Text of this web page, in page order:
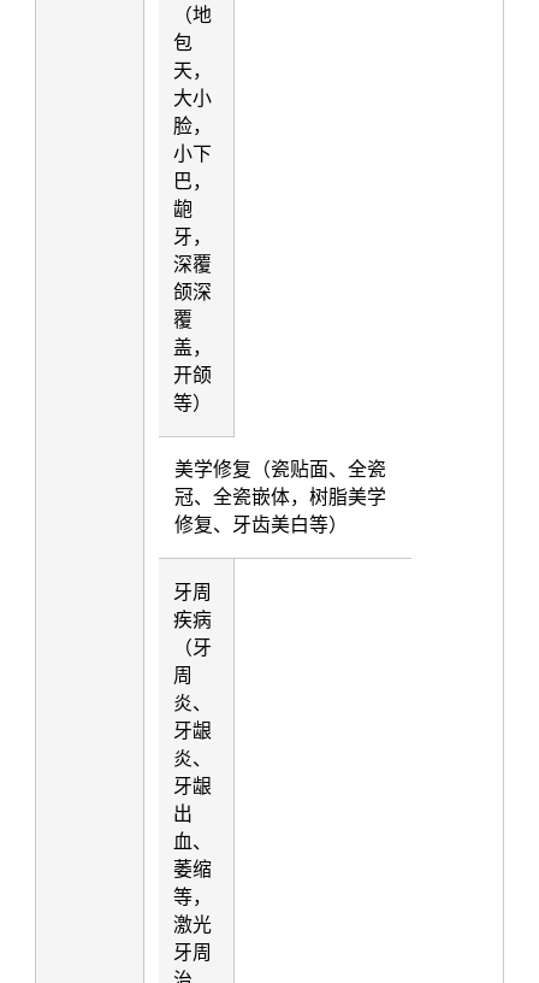
（地
包
天，
大小
脸，
小下
巴，
龅
牙，
深覆
颌深
覆
盖，
开颌
等）
美学修复（瓷贴面、全瓷
冠、全瓷嵌体，树脂美学
修复、牙齿美白等）
牙周
疾病
（牙
周
炎、
牙龈
炎、
牙龈
出
血、
萎缩
等，
激光
牙周